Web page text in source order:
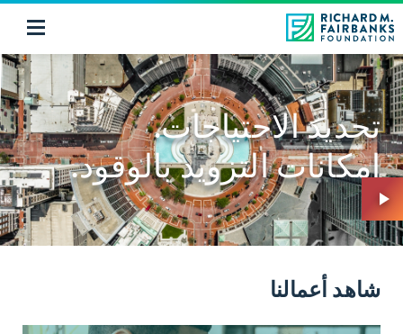
تحديد الاحتياجات.
إمكانات التزويد بالوقود.
شاهد أعمالنا